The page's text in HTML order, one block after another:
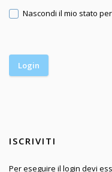
Nascondi il mio stato
ISCRIVITI
Per eseguire il login devi